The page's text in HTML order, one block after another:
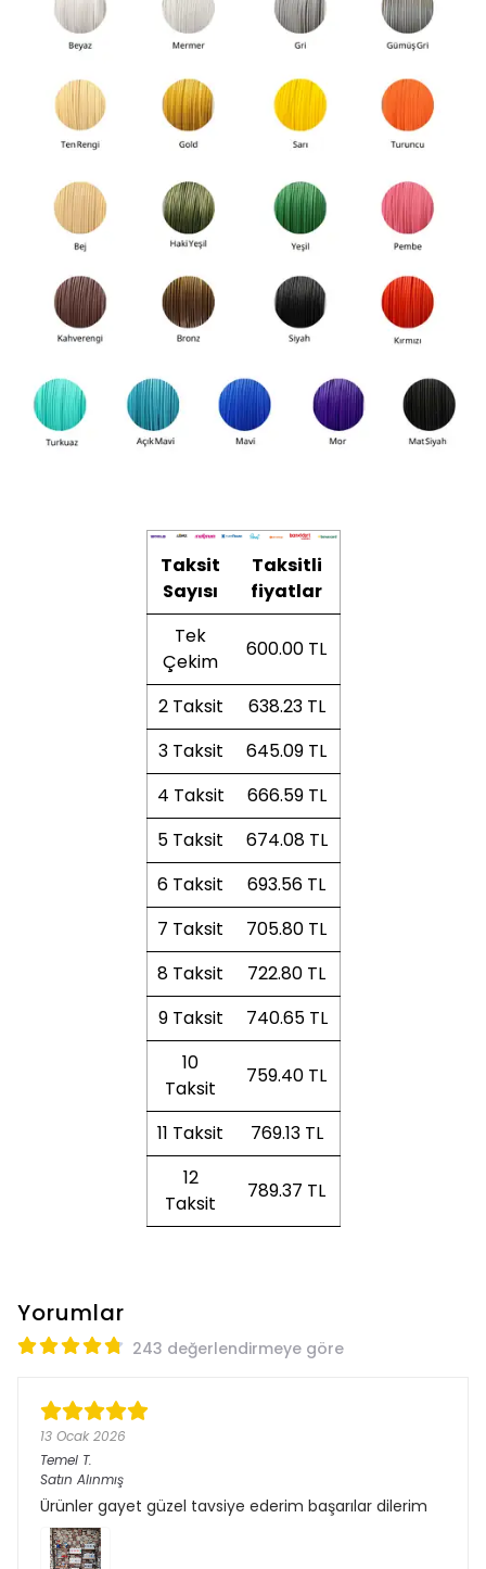
Taksit
Sayısı
Taksitli
fiyatlar
Tek
Çekim
600.00 TL
2 Taksit
638.23 TL
3 Taksit
645.09 TL
4 Taksit
666.59 TL
5 Taksit
674.08 TL
6 Taksit
693.56 TL
7 Taksit
705.80 TL
8 Taksit
722.80 TL
9 Taksit
740.65 TL
10
Taksit
759.40 TL
11 Taksit
769.13 TL
12
Taksit
789.37 TL
Yorumlar
243 değerlendirmeye göre
13 Ocak 2026
Temel T.
Satın Alınmış
Ürünler gayet güzel tavsiye ederim başarılar dilerim